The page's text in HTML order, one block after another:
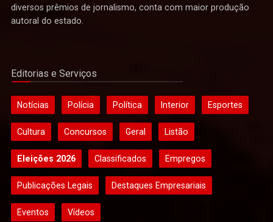
diversos prêmios de jornalismo, conta com maior produção
autoral do estado.
Editorias e Serviços
Notícias Polícia Política Interior Esportes
Cultura Concursos Geral Listão
Eleições 2026 Classificados Empregos
Publicações Legais Destaques Empresariais
Eventos Vídeos